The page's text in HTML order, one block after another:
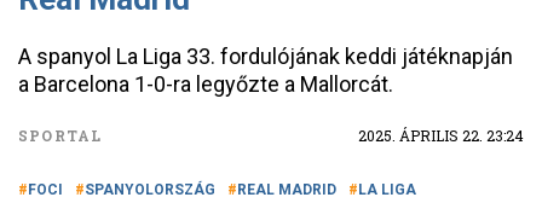
A spanyol La Liga 33. fordulójának keddi játéknapján
a Barcelona 1-0-ra legyőzte a Mallorcát.
SPORTAL 2025. ÁPRILIS 22. 23:24
FOCI SPANYOLORSZÁG REAL MADRID
LA LIGA